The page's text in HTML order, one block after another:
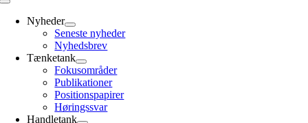
Toggle
NavigationNyheder
Seneste nyheder
Nyhedsbrev
Tænketank
Fokusområder
Publikationer
Positionspapirer
Høringssvar
Handletank